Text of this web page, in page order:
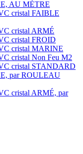
AU MÈTRE
cristal FAIBLE
cristal ARMÉ
cristal FROID
cristal MARINE
cristal Non Feu M2
cristal STANDARD
par ROULEAU
cristal ARMÉ, par